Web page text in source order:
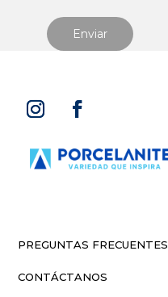
PREGUNTAS FRECUENTES
CONTÁCTANOS